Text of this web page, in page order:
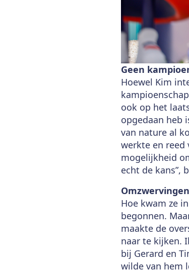
Geen
Hoewel Kim
ook op het
opgedaan heb
van nature al
werkte en reed
mogelijkheid
echt de kans”,
Omzwervingen
Hoe kwam ze
begonnen.
maakte de
naar te kijken.
bij Gerard en
wilde van hem